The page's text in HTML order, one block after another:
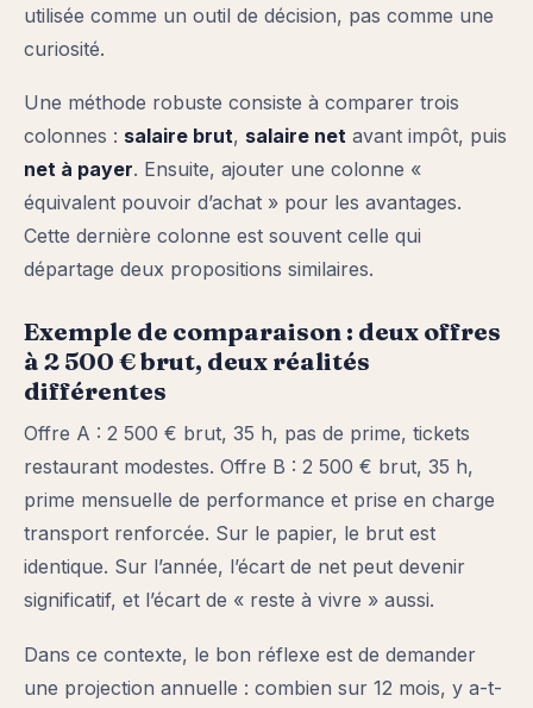
utilisée comme un outil de décision, pas comme une
curiosité.
Une méthode robuste consiste à comparer trois
colonnes : salaire brut, salaire net avant impôt, puis
net à payer. Ensuite, ajouter une colonne «
équivalent pouvoir d’achat » pour les avantages.
Cette dernière colonne est souvent celle qui
départage deux propositions similaires.
Exemple de comparaison : deux offres
à 2 500 € brut, deux réalités
différentes
Offre A : 2 500 € brut, 35 h, pas de prime, tickets
restaurant modestes. Offre B : 2 500 € brut, 35 h,
prime mensuelle de performance et prise en charge
transport renforcée. Sur le papier, le brut est
identique. Sur l’année, l’écart de net peut devenir
significatif, et l’écart de « reste à vivre » aussi.
Dans ce contexte, le bon réflexe est de demander
une projection annuelle : combien sur 12 mois, y a-t-